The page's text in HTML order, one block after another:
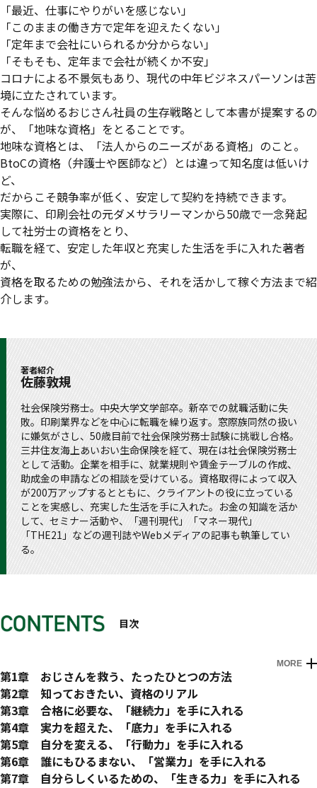
「最近、仕事にやりがいを感じない」
「このままの働き方で定年を迎えたくない」
「定年まで会社にいられるか分からない」
「そもそも、定年まで会社が続くか不安」
コロナによる不景気もあり、現代の中年ビジネスパーソンは苦
境に立たされています。
そんな悩めるおじさん社員の生存戦略として本書が提案するの
が、「地味な資格」をとることです。
地味な資格とは、「法人からのニーズがある資格」のこと。
BtoCの資格（弁護士や医師など）とは違って知名度は低いけ
ど、
だからこそ競争率が低く、安定して契約を持続できます。
実際に、印刷会社の元ダメサラリーマンから50歳で一念発起
して社労士の資格をとり、
転職を経て、安定した年収と充実した生活を手に入れた著者
が、
資格を取るための勉強法から、それを活かして稼ぐ方法まで紹
介します。
著者紹介
佐藤敦規
社会保険労務士。中央大学文学部卒。新卒での就職活動に失
敗。印刷業界などを中心に転職を繰り返す。窓際族同然の扱い
に嫌気がさし、50歳目前で社会保険労務士試験に挑戦し合格。
三井住友海上あいおい生命保険を経て、現在は社会保険労務士
として活動。企業を相手に、就業規則や賃金テーブルの作成、
助成金の申請などの相談を受けている。資格取得によって収入
が200万アップするとともに、クライアントの役に立っている
ことを実感し、充実した生活を手に入れた。お金の知識を活か
して、セミナー活動や、「週刊現代」「マネー現代」
「THE21」などの週刊誌やWebメディアの記事も執筆してい
る。
目次
MORE
はじめに 冴えないおじさんが人生挽回した「世界でいちばん
地味」な方法
第1章 おじさんを救う、たったひとつの方法
苦境に立たされる現代のおじさん
5年以上の管理職経験がない人はピンチ
駄目な自分を受け入れるから人生は開ける
おじさんは「地味な資格」を取ろう
地味な資格は「働きながら取得できる」
地味な資格は「法人相手で安定する」
第2章 知っておきたい、資格のリアル
いちばんいいのは「独立できる資格」
転職に有利な「業務において必要となる資格」
地味な資格は努力のコスパがいい
地味な資格「社会保険労務士」の仕事
地味な資格「行政書士」の仕事
第3章 合格に必要な、「継続力」を手に入れる
試験対策は「続ける」ことが9割
学習につまずかないための［10の心構え］
①会社の人には「絶対に内緒」にする／②まずは試験に「体を
慣らす」／
第4章 実力を超えた、「底力」を手に入れる
効率的に知識を得る［6つのインプット術］
①暗記力・速読力より「推測力」／②テキストの「目次のコピ
ー」を持ち歩く／
第5章 自分を変える、「行動力」を手に入れる
資格を仕事につなげる［7つの戦略］
①初心者だからこそ「実務から入る」／②副業するなら「ライ
第6章 誰にもひるまない、「営業力」を手に入れる
士業はみんな営業が苦手
第7章 自分らしくいるための、「生きる力」を手に入れる